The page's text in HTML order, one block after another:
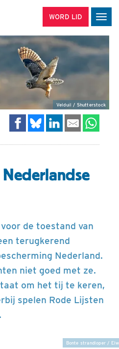
WORD LID
Velduil / Shutterstock
de toestand van
terugkerend
Nederland.
niet goed met ze.
om het tij te keren,
spelen Rode Lijsten
Bonte strandloper /